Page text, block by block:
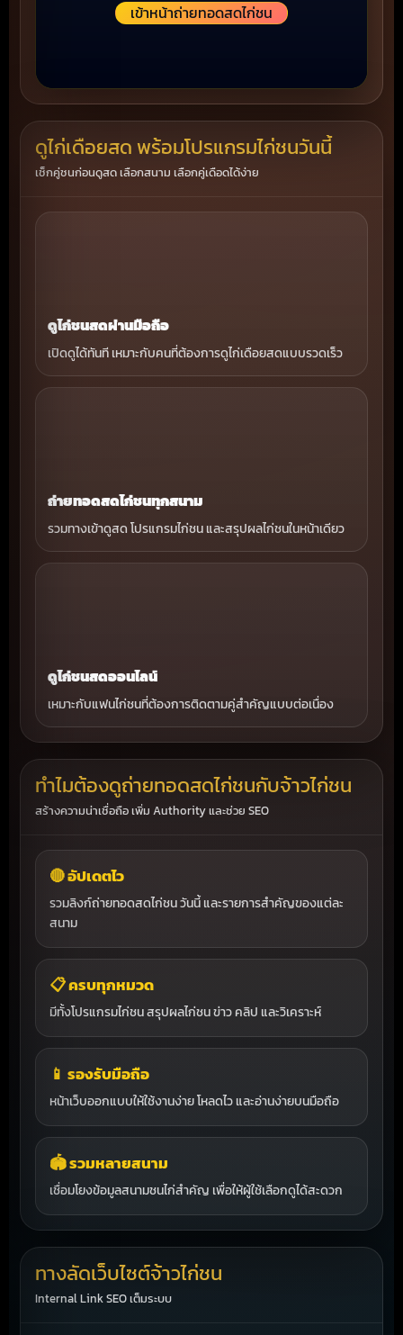
เข้าหน้าถ่ายทอดสดไก่ชน
ดูไก่เดือยสด พร้อมโปรแกรมไก่ชนวันนี้
เช็กคู่ชนก่อนดูสด เลือกสนาม เลือกคู่เดือดได้ง่าย
ดูไก่ชนสดผ่านมือถือ
เปิดดูได้ทันที เหมาะกับคนที่ต้องการดูไก่เดือยสดแบบรวดเร็ว
ถ่ายทอดสดไก่ชนทุกสนาม
รวมทางเข้าดูสด โปรแกรมไก่ชน และสรุปผลไก่ชนในหน้าเดียว
ดูไก่ชนสดออนไลน์
เหมาะกับแฟนไก่ชนที่ต้องการติดตามคู่สำคัญแบบต่อเนื่อง
ทำไมต้องดูถ่ายทอดสดไก่ชนกับจ้าวไก่ชน
สร้างความน่าเชื่อถือ เพิ่ม Authority และช่วย SEO
🔴 อัปเดตไว
รวมลิงก์ถ่ายทอดสดไก่ชน วันนี้ และรายการสำคัญของแต่ละ
สนาม
📋 ครบทุกหมวด
มีทั้งโปรแกรมไก่ชน สรุปผลไก่ชน ข่าว คลิป และวิเคราะห์
📱 รองรับมือถือ
หน้าเว็บออกแบบให้ใช้งานง่าย โหลดไว และอ่านง่ายบนมือถือ
🏟️ รวมหลายสนาม
เชื่อมโยงข้อมูลสนามชนไก่สำคัญ เพื่อให้ผู้ใช้เลือกดูได้สะดวก
ทางลัดเว็บไซต์จ้าวไก่ชน
Internal Link SEO เต็มระบบ